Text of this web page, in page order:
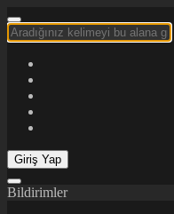
Giriş Yap
Bildirimler